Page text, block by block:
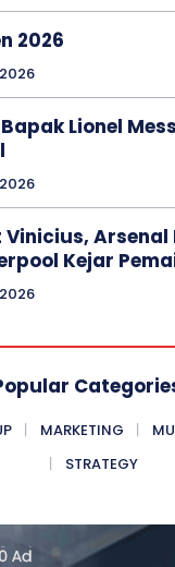
2026
Lionel
Arsenal
Kejar
MARKETING
STRATEGY